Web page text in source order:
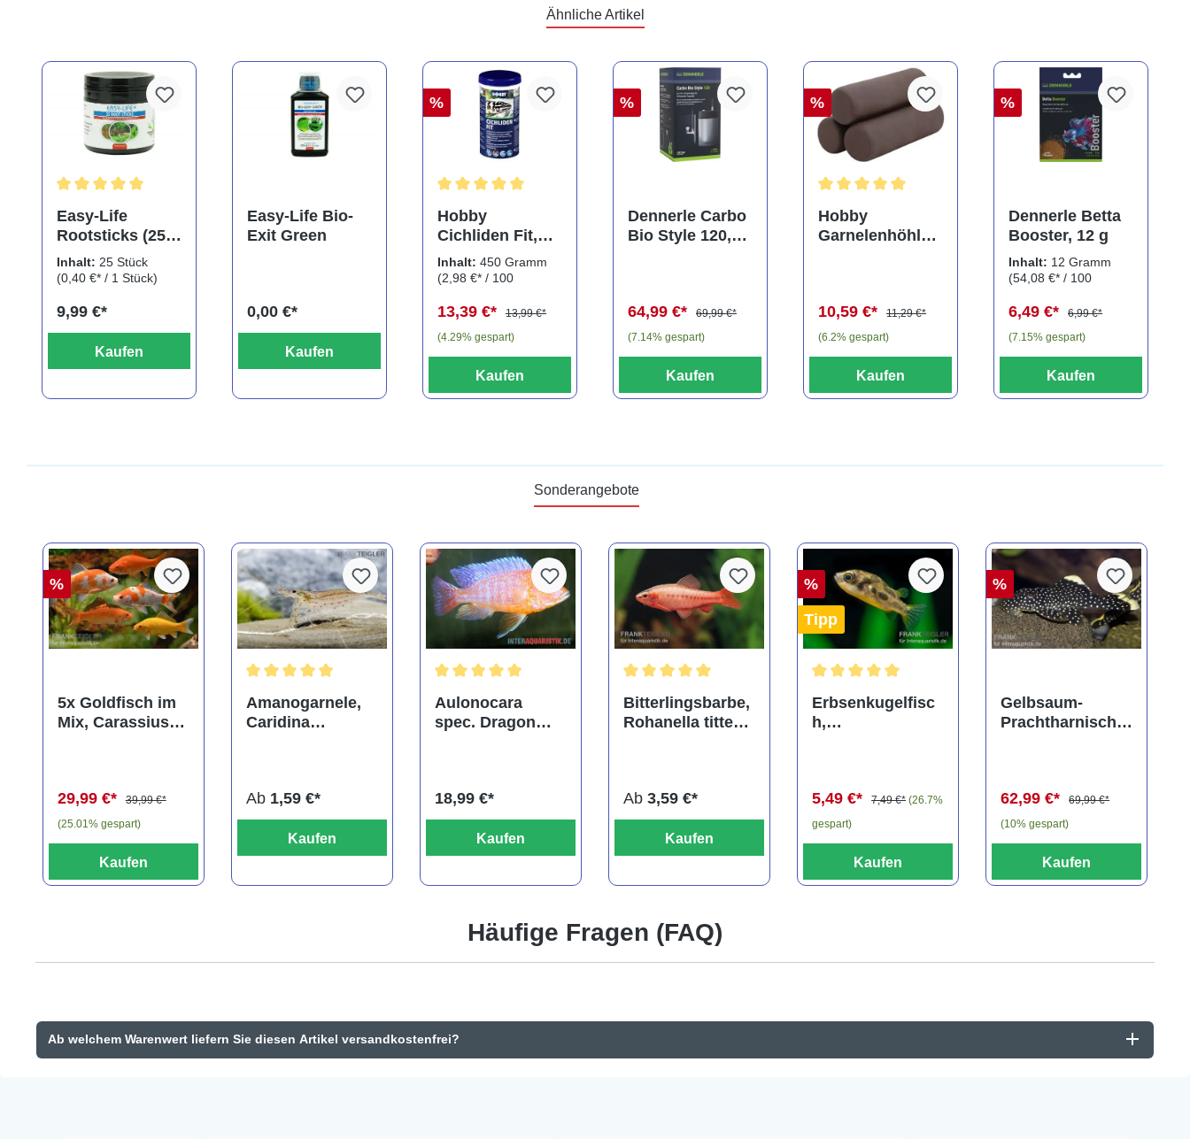
Ähnliche Artikel
Easy-Life
Rootsticks (25
Sticks)
Inhalt: 25 Stück
(0,40 €* / 1 Stück)
9,99 €*
Kaufen
Easy-Life Bio-
Exit Green
0,00 €*
Kaufen
%
Hobby
Cichliden Fit,
450 g
Inhalt: 450 Gramm
(2,98 €* / 100
13,39 €*
13,99 €*
(4.29% gespart)
Kaufen
%
Dennerle Carbo
Bio Style 120,
64,99 €*
69,99 €*
(7.14% gespart)
Kaufen
%
Hobby
Garnelenhöhle
10,59 €*
11,29 €*
(6.2% gespart)
Kaufen
%
Dennerle Betta
Booster, 12 g
Inhalt: 12 Gramm
(54,08 €* / 100
6,49 €*
6,99 €*
(7.15% gespart)
Kaufen
Sonderangebote
%
5x Goldfisch im
Mix, Carassius
29,99 €*
39,99 €*
(25.01% gespart)
Kaufen
Amanogarnele,
Caridina
Ab 1,59 €*
Kaufen
Aulonocara
spec. Dragon
18,99 €*
Kaufen
Bitterlingsbarbe,
Rohanella titteya,
Ab 3,59 €*
Kaufen
%
Tipp
Erbsenkugelfisc
h,
5,49 €*
7,49 €* (26.7%
gespart)
Kaufen
%
Gelbsaum-
Prachtharnischw
62,99 €*
69,99 €*
(10% gespart)
Kaufen
Häufige Fragen (FAQ)
Ab welchem Warenwert liefern Sie diesen Artikel versandkostenfrei?